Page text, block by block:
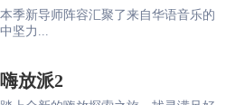
本季新导师阵容汇聚了来自华语音乐的
中坚力...
嗨放派2